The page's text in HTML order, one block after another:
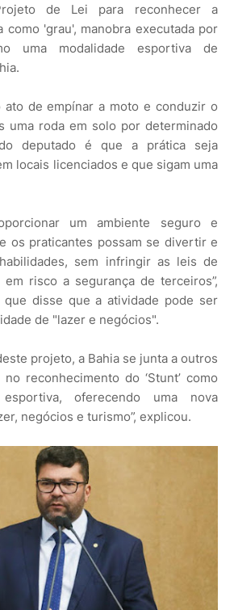
de Lei para reconhecer a
como 'grau', manobra executada por
uma modalidade esportiva de
ato de empínar a moto e conduzir o
uma roda em solo por determinado
deputado é que a prática seja
locais licenciados e que sigam uma
um ambiente seguro e
os praticantes possam se divertir e
sem infringir as leis de
risco a segurança de terceiros”,
que disse que a atividade pode ser
de "lazer e negócios".
projeto, a Bahia se junta a outros
reconhecimento do ‘Stunt’ como
oferecendo uma nova
negócios e turismo”, explicou.